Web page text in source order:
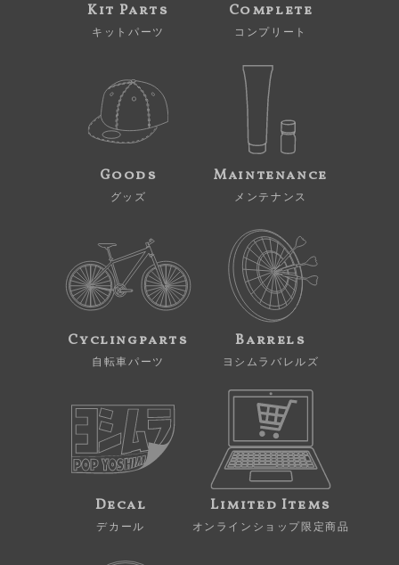
Kit Parts
キットパーツ
Complete
コンプリート
Goods
グッズ
Maintenance
メンテナンス
Cyclingparts
自転車パーツ
Barrels
ヨシムラバレルズ
Decal
デカール
Limited Items
オンラインショップ限定商品